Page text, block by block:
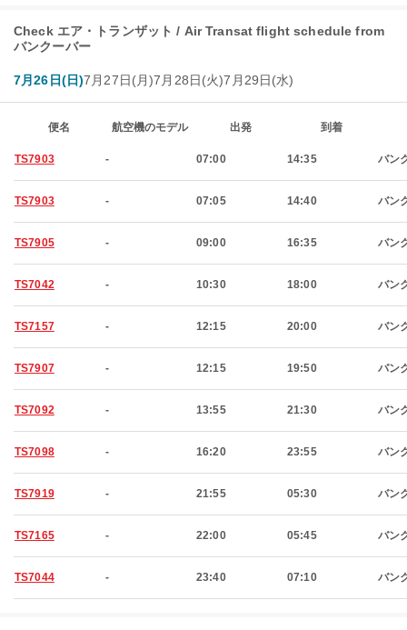
Check エア・トランザット / Air Transat flight schedule from
バンクーバー
7月26日(日)7月27日(月)7月28日(火)7月29日(水)
便名 航空機のモデル 出発 到着
TS7903 - 07:00 14:35 バン
TS7903 - 07:05 14:40 バン
TS7905 - 09:00 16:35 バン
TS7042 - 10:30 18:00 バン
TS7157 - 12:15 20:00 バン
TS7907 - 12:15 19:50 バン
TS7092 - 13:55 21:30 バン
TS7098 - 16:20 23:55 バン
TS7919 - 21:55 05:30 バン
TS7165 - 22:00 05:45 バン
TS7044 - 23:40 07:10 バン